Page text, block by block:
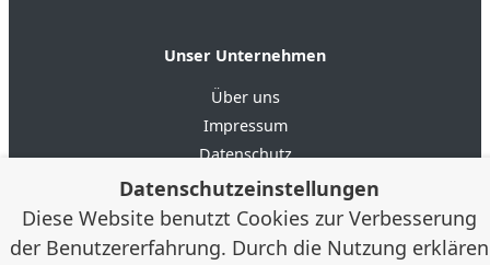
Unser Unternehmen
Über uns
Impressum
Datenschutz
AGB
Google Bewertungen 4.6 ★★★★★
★★★★★ (20)
Datenschutzeinstellungen
Diese Website benutzt Cookies zur Verbesserung
der Benutzererfahrung. Durch die Nutzung erklären